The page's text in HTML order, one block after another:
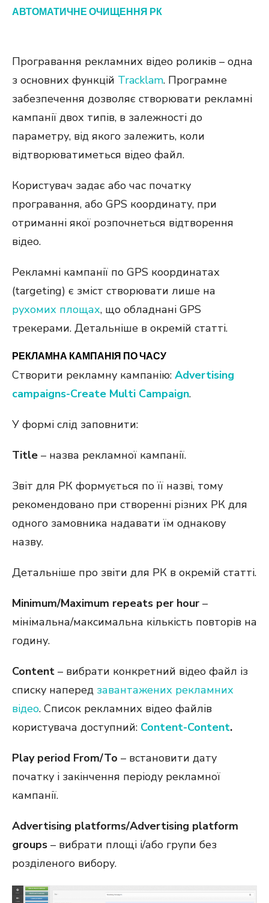
АВТОМАТИЧНЕ ОЧИЩЕННЯ РК
Програвання рекламних відео роликів – одна
з основних функцій Tracklam. Програмне
забезпечення дозволяє створювати рекламні
кампанії двох типів, в залежності до
параметру, від якого залежить, коли
відтворюватиметься відео файл.
Користувач задає або час початку
програвання, або GPS координату, при
отриманні якої розпочнеться відтворення
відео.
Рекламні кампанії по GPS координатах
(targeting) є зміст створювати лише на
рухомих площах, що обладнані GPS
трекерами. Детальніше в окремій статті.
РЕКЛАМНА КАМПАНІЯ ПО ЧАСУ
Створити рекламну кампанію: Advertising
campaigns-Create Multi Campaign.
У формі слід заповнити:
Title – назва рекламної кампанії.
Звіт для РК формується по її назві, тому
рекомендовано при створенні різних РК для
одного замовника надавати їм однакову
назву.
Детальніше про звіти для РК в окремій статті.
Minimum/Maximum repeats per hour –
мінімальна/максимальна кількість повторів на
годину.
Content – вибрати конкретний відео файл із
списку наперед завантажених рекламних
відео. Список рекламних відео файлів
користувача доступний: Content-Content.
Play period From/To – встановити дату
початку і закінчення періоду рекламної
кампанії.
Advertising platforms/Advertising platform
groups – вибрати площі і/або групи без
розділеного вибору.